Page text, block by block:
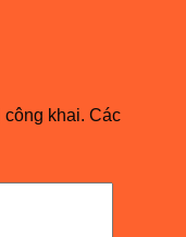
khai. Các